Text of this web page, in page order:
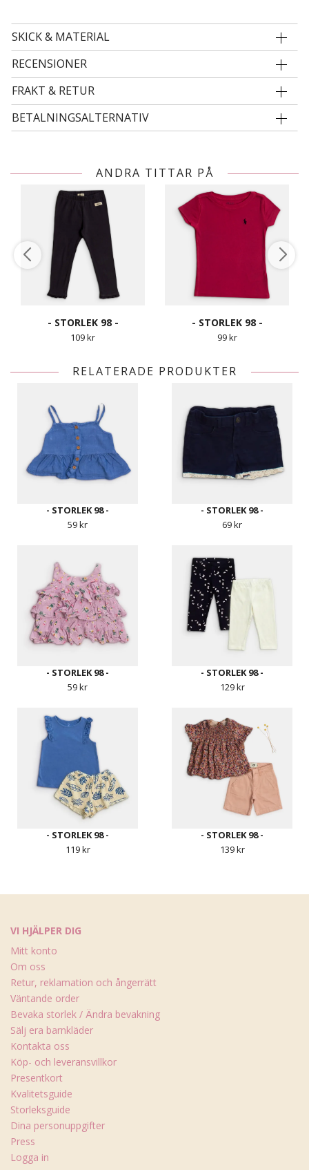
SKICK & MATERIAL
RECENSIONER
FRAKT & RETUR
BETALNINGSALTERNATIV
ANDRA TITTAR PÅ
- STORLEK 98 -
109 kr
- STORLEK 98 -
99 kr
RELATERADE PRODUKTER
- STORLEK 98 -
59 kr
- STORLEK 98 -
69 kr
- STORLEK 98 -
59 kr
- STORLEK 98 -
129 kr
- STORLEK 98 -
119 kr
- STORLEK 98 -
139 kr
VI HJÄLPER DIG
Mitt konto
Om oss
Retur, reklamation och ångerrätt
Väntande order
Bevaka storlek / Ändra bevakning
Sälj era barnkläder
Kontakta oss
Köp- och leveransvillkor
Presentkort
Kvalitetsguide
Storleksguide
Dina personuppgifter
Press
Logga in